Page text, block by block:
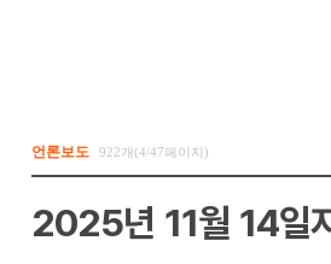
언론보도 922개(4/47페이지)
2025년 11월 14일